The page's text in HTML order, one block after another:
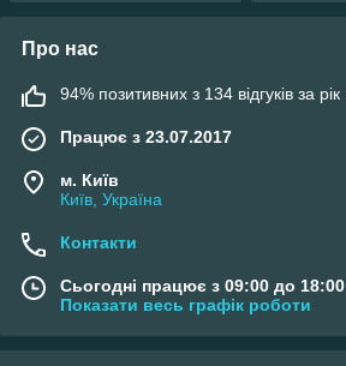
Про нас
94% позитивних з 134 відгуків за рік
Працює з 23.07.2017
м. Київ
Київ, Україна
Контакти
Сьогодні працює з 09:00 до 18:00
Показати весь графік роботи